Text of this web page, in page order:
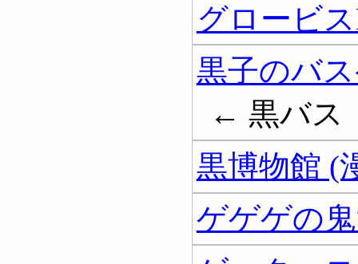
グロービ
黒子のバ
← 黒バス
黒博物館 (
ゲゲゲの